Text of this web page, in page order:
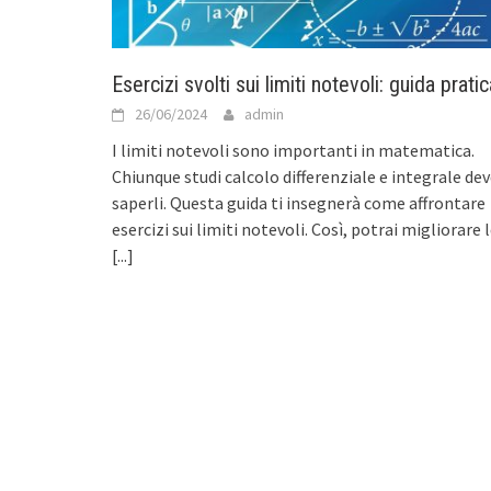
Esercizi svolti sui limiti notevoli: guida
26/06/2024 admin
I limiti notevoli sono importanti in matematica.
Chiunque studi calcolo differenziale e integrale
saperli. Questa guida ti insegnerà come affrontare
esercizi sui limiti notevoli. Così, potrai migliorare
[...]